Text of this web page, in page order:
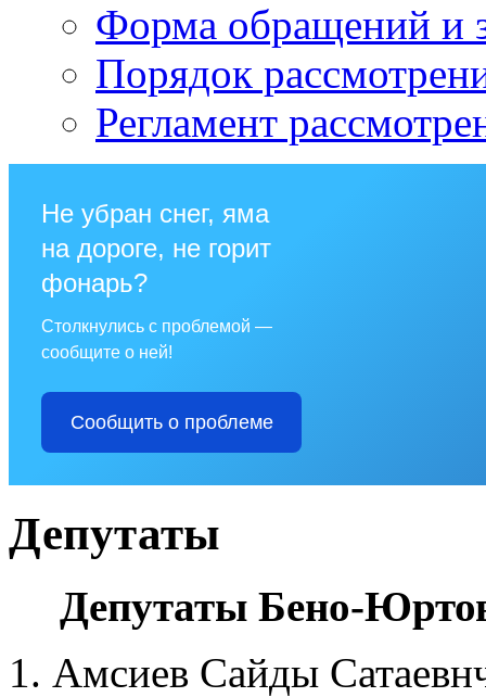
Форма обращений и
Порядок
Регламент
Не убран снег, яма
на дороге, не горит
фонарь?
Столкнулись с проблемой —
сообщите о ней!
Сообщить о проблеме
Депутаты
Депутаты Бено-
1. Амсиев Сайды